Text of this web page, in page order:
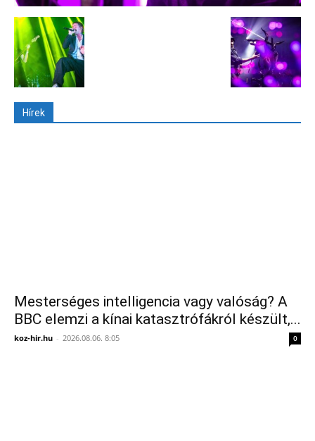
Hírek
Mesterséges intelligencia vagy valóság? A
BBC elemzi a kínai katasztrófákról készült,...
koz-hir.hu - 2026.08.06. 8:05 0